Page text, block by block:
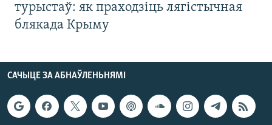
турыстаў: як праходзіць лягістычная
блякада Крыму
САЧЫЦЕ ЗА АБНАЎЛЕНЬНЯМІ